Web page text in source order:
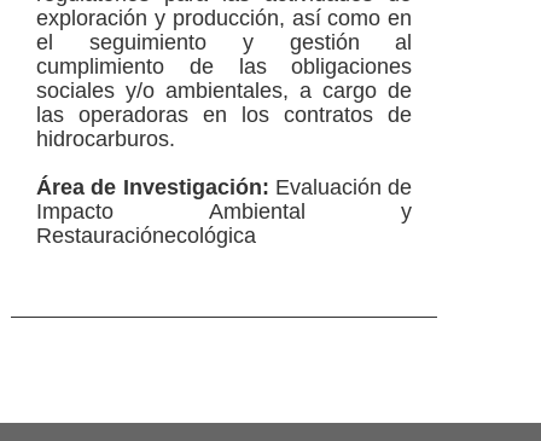
exploración y producción, así como en
el seguimiento y gestión al
cumplimiento de las obligaciones
sociales y/o ambientales, a cargo de
las operadoras en los contratos de
hidrocarburos.
Área de Investigación: Evaluación de
Impacto Ambiental y
Restauraciónecológica